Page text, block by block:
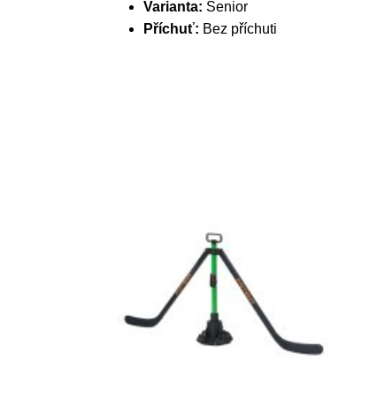
Varianta: Senior
Příchuť: Bez příchuti